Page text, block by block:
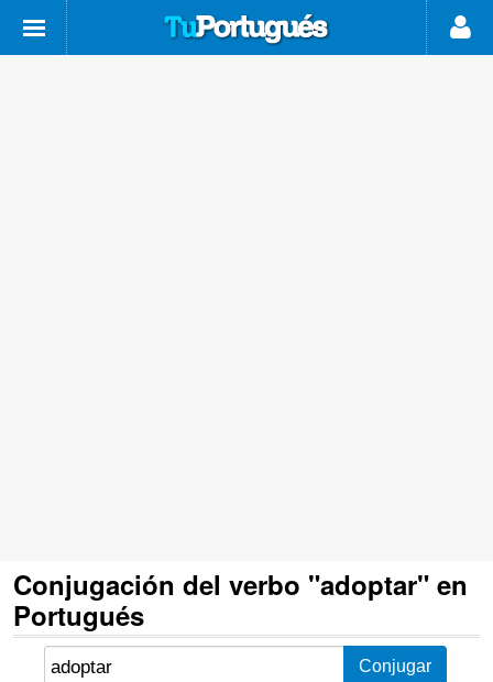
Conjugación del verbo "adoptar" en
Portugués